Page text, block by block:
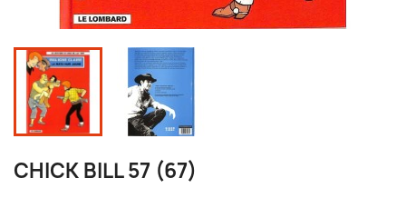
CHICK BILL 57 (67)